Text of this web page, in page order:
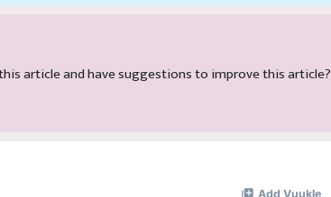
article and have suggestions to improve this article?